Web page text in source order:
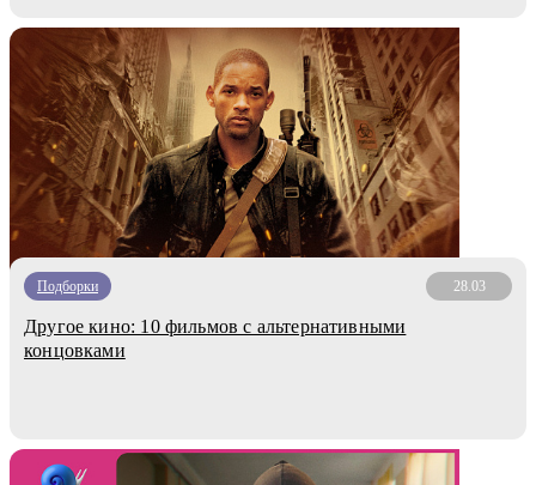
Подборки 28.03
Другое кино: 10 фильмов с альтернативными
концовками